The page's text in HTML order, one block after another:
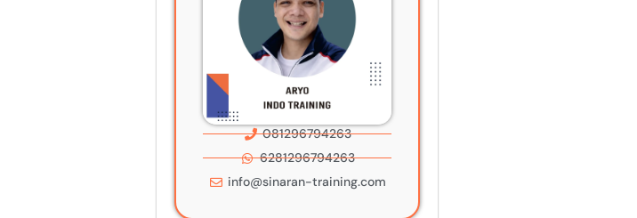
081296794263
6281296794263
info@sinaran-training.com